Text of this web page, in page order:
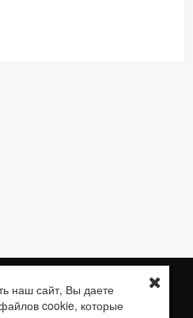
Сертификаты
наш сайт, Вы даете
cookie, которые